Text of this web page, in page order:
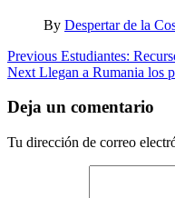
By Despertar de la
Post
navigation
Previous Estudiantes:
Next Llegan a Rumania los
Deja un comentario
Tu dirección de correo